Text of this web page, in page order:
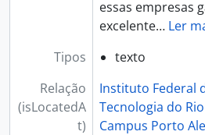
essas empresas
excelente… Ler
Tipos
texto
Relação
(isLocatedA
t)
Instituto Federal
Tecnologia do
Campus Porto